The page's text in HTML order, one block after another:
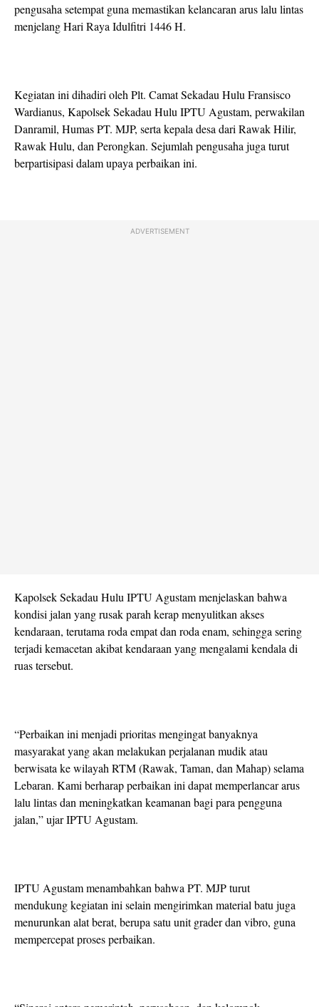
pengusaha setempat guna memastikan kelancaran arus lalu lintas
menjelang Hari Raya Idulfitri 1446 H.
Kegiatan ini dihadiri oleh Plt. Camat Sekadau Hulu Fransisco
Wardianus, Kapolsek Sekadau Hulu IPTU Agustam, perwakilan
Danramil, Humas PT. MJP, serta kepala desa dari Rawak Hilir,
Rawak Hulu, dan Perongkan. Sejumlah pengusaha juga turut
berpartisipasi dalam upaya perbaikan ini.
ADVERTISEMENT
Kapolsek Sekadau Hulu IPTU Agustam menjelaskan bahwa
kondisi jalan yang rusak parah kerap menyulitkan akses
kendaraan, terutama roda empat dan roda enam, sehingga sering
terjadi kemacetan akibat kendaraan yang mengalami kendala di
ruas tersebut.
“Perbaikan ini menjadi prioritas mengingat banyaknya
masyarakat yang akan melakukan perjalanan mudik atau
berwisata ke wilayah RTM (Rawak, Taman, dan Mahap) selama
Lebaran. Kami berharap perbaikan ini dapat memperlancar arus
lalu lintas dan meningkatkan keamanan bagi para pengguna
jalan,” ujar IPTU Agustam.
IPTU Agustam menambahkan bahwa PT. MJP turut
mendukung kegiatan ini selain mengirimkan material batu juga
menurunkan alat berat, berupa satu unit grader dan vibro, guna
mempercepat proses perbaikan.